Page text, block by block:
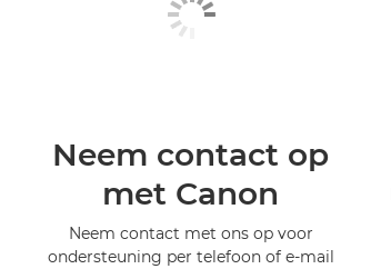
Neem contact op
met Canon
Neem contact met ons op voor
ondersteuning per telefoon of e-mail